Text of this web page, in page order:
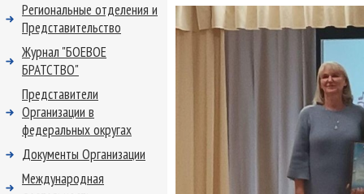
Региональные отделения и
Представительство
Журнал "БОЕВОЕ
БРАТСТВО"
Представители
Организации в
федеральных округах
Документы Организации
Международная